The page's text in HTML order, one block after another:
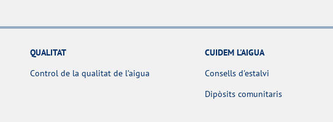
QUALITAT
Control de la qualitat de l’aigua
CUIDEM L'AIGUA
Consells d'estalvi
Dipòsits comunitaris